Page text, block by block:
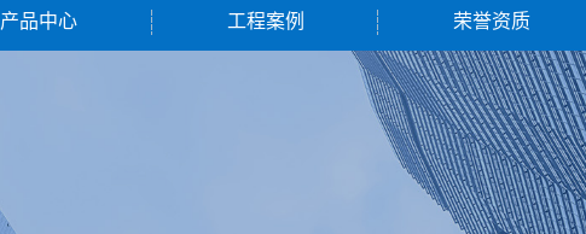
产品中心 工程案例 荣誉资质